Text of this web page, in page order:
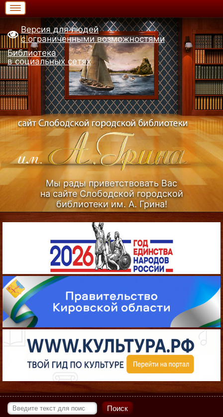
Версия для людей
с ограниченными возможностями
Библиотека
в социальных сетях
Мы рады приветствовать Вас
на сайте Слободской городской
библиотеки им. А. Грина!
Узнать больше (Из истории библиотеки)...
Поиск